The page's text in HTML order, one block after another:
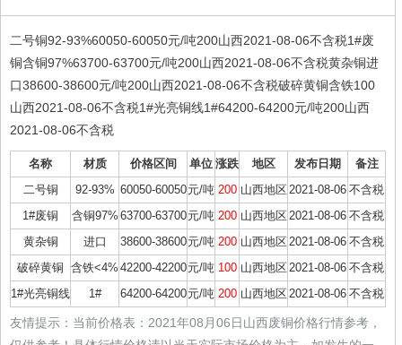
二号铜92-93%60050-60050元/吨200山西2021-08-06不含税1#废
铜含铜97%63700-63700元/吨200山西2021-08-06不含税黄杂铜进
口38600-38600元/吨200山西2021-08-06不含税破碎黄铜含铁100
山西2021-08-06不含税1#光亮铜线1#64200-64200元/吨200山西
2021-08-06不含税
名称 材质 价格区间 单位 涨跌 地区 发布日期
备注
二号铜
92-93% 60050-60050元/吨 200 山西地区2021-08-06 不含税
1#废铜
含铜97% 63700-63700元/吨 200 山西地区2021-08-06 不含税
黄杂铜
进口 38600-38600元/吨 200 山西地区2021-08-06 不含税
破碎黄铜 含铁<4% 42200-42200元/吨 100 山西地区2021-08-06 不含税
1#光亮铜线
1# 64200-64200元/吨 200 山西地区2021-08-06 不含税
友情提示：当前价格表：2021年08月06日山西废铜价格行情参考，